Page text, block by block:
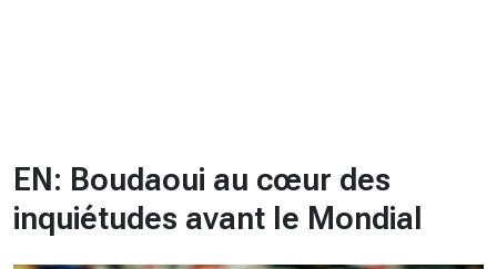
EN: Boudaoui au cœur des
inquiétudes avant le Mondial